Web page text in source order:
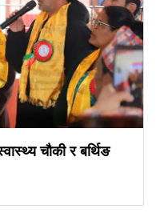
चौकी र बर्थिङ